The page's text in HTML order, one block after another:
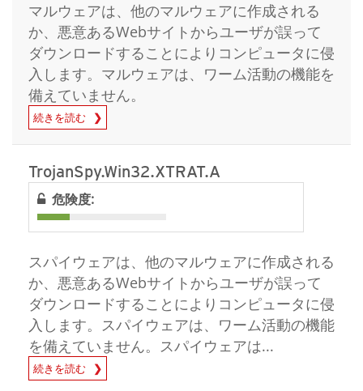
マルウェアは、他のマルウェアに作成される
か、悪意あるWebサイトからユーザが誤って
ダウンロードすることによりコンピュータに侵
入します。マルウェアは、ワーム活動の機能を
備えていません。
続きを読む
TrojanSpy.Win32.XTRAT.A
危険度:
スパイウェアは、他のマルウェアに作成される
か、悪意あるWebサイトからユーザが誤って
ダウンロードすることによりコンピュータに侵
入します。スパイウェアは、ワーム活動の機能
を備えていません。スパイウェアは...
続きを読む